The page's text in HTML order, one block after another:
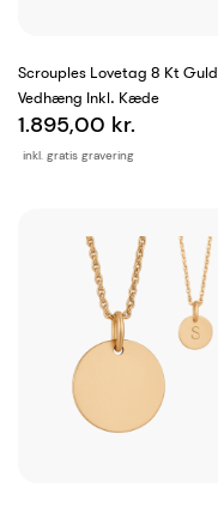
Scrouples Lovetag 8 Kt Guld
Vedhæng Inkl. Kæde
inkl. gratis gravering
1.895,00 kr.